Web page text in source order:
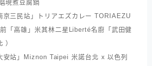
現煮豆腐鍋
京三民站」トリアエズカレー TORIAEZU
「高雄」米其林二星Liberté名廚「武田健
）
安站」Miznon Taipei 米諾台北 x 以色列